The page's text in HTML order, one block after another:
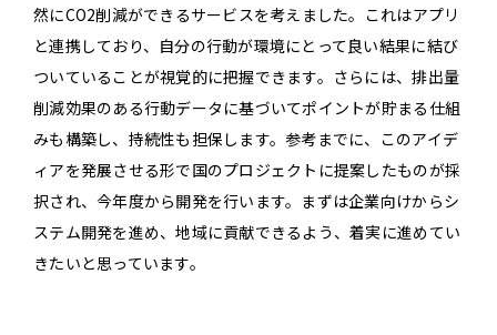
然にCO2削減ができるサービスを考えました。これはアプリ
と連携しており、自分の行動が環境にとって良い結果に結び
ついていることが視覚的に把握できます。さらには、排出量
削減効果のある行動データに基づいてポイントが貯まる仕組
みも構築し、持続性も担保します。参考までに、このアイデ
ィアを発展させる形で国のプロジェクトに提案したものが採
択され、今年度から開発を行います。まずは企業向けからシ
ステム開発を進め、地域に貢献できるよう、着実に進めてい
きたいと思っています。